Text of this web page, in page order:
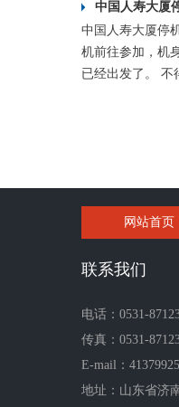
中国人寿大厦
中国人寿大厦停
机前往参加，机
已经出发了。
网站首页
联系我们
电话：0531-
传真：0531-
E-mail：
地址：山东省济